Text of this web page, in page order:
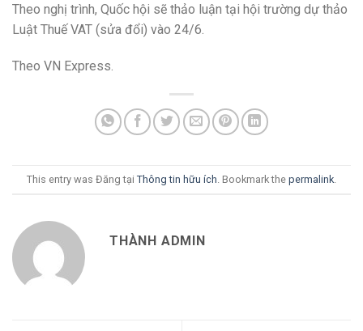
Theo nghị trình, Quốc hội sẽ thảo luận tại hội trường dự thảo
Luật Thuế VAT (sửa đổi) vào 24/6.
Theo VN Express.
This entry was Đăng tại Thông tin hữu ích . Bookmark the permalink
THÀNH ADMIN